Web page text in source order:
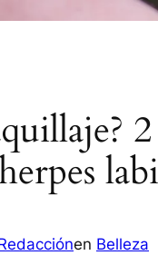
en Belleza